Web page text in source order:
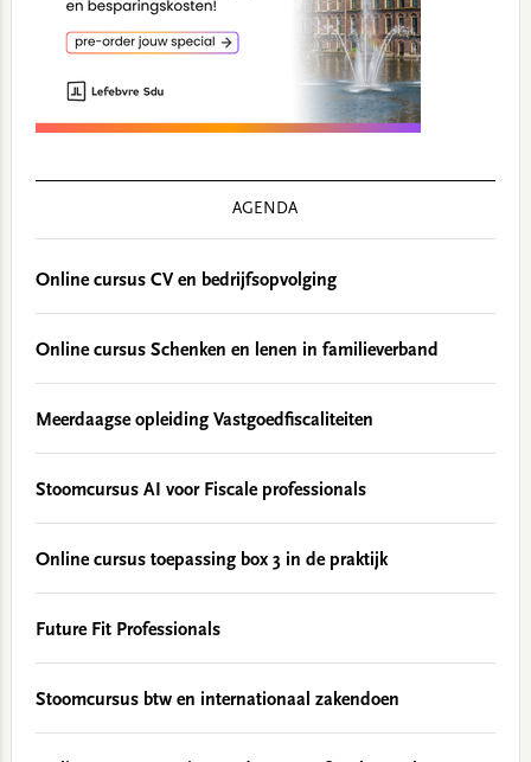
AGENDA
Online cursus CV en bedrijfsopvolging
Online cursus Schenken en lenen in familieverband
Meerdaagse opleiding Vastgoedfiscaliteiten
Stoomcursus AI voor Fiscale professionals
Online cursus toepassing box 3 in de praktijk
Future Fit Professionals
Stoomcursus btw en internationaal zakendoen